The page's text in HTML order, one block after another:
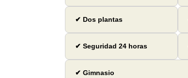
✔ Dos plantas
✔ Seguridad 24 horas
✔ Gimnasio